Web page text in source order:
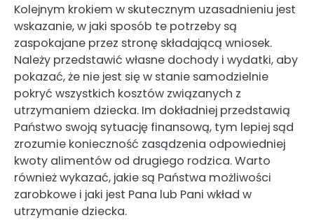
Kolejnym krokiem w skutecznym uzasadnieniu jest
wskazanie, w jaki sposób te potrzeby są
zaspokajane przez stronę składającą wniosek.
Należy przedstawić własne dochody i wydatki, aby
pokazać, że nie jest się w stanie samodzielnie
pokryć wszystkich kosztów związanych z
utrzymaniem dziecka. Im dokładniej przedstawią
Państwo swoją sytuację finansową, tym lepiej sąd
zrozumie konieczność zasądzenia odpowiedniej
kwoty alimentów od drugiego rodzica. Warto
również wykazać, jakie są Państwa możliwości
zarobkowe i jaki jest Pana lub Pani wkład w
utrzymanie dziecka.